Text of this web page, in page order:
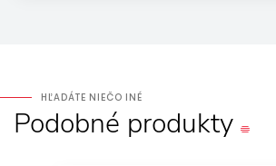
HĽADÁTE NIEČO INÉ
Podobné produkty